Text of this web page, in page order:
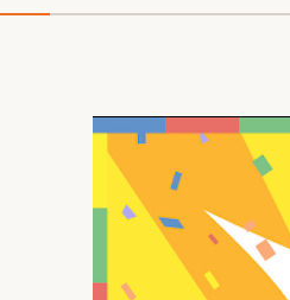
お客さまの声
リフォームコンシェルジュ®